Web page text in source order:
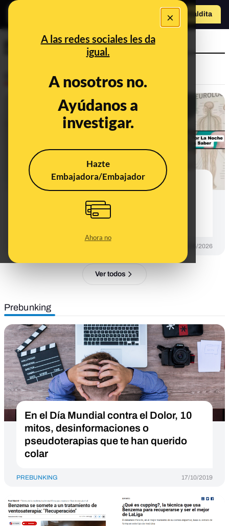
×
A las redes sociales les da
igual.
A nosotros no.
Ayúdanos a
investigar.
Hazte
Embajadora/Embajador
Ahora no
Hazte Maldita
pseudotratamiento
No hay ninguna evidencia de que
suponga beneficios para la salud
25/06/2026
Ver todos
Prebunking
En el Día Mundial contra el Dolor, 10
mitos, desinformaciones o
pseudoterapias que te han querido
colar
PREBUNKING 17/10/2019